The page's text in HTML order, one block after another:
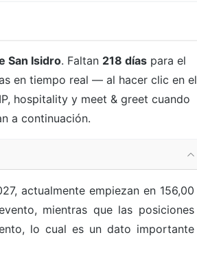
San Isidro. Faltan 218 días para el
en tiempo real — al hacer clic en el
hospitality y meet & greet cuando
a continuación.
actualmente empiezan en 156,00
mientras que las posiciones
lo cual es un dato importante